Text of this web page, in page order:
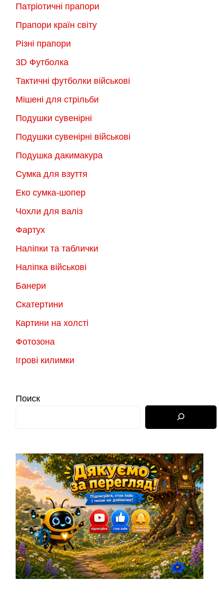
Патріотичні прапори
Прапори країн світу
Різні прапори
3D Футболка
Тактичні футболки військові
Мішені для стрільби
Подушки сувенірні
Подушки сувенірні військові
Подушка дакимакура
Сумка для взуття
Еко сумка-шопер
Чохли для валіз
Фартух
Наліпки та таблички
Наліпка військові
Банери
Скатертини
Картини на холсті
Фотозона
Ігрові килимки
Поиск